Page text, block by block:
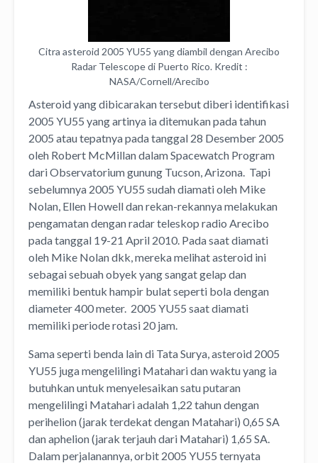
Citra asteroid 2005 YU55 yang diambil dengan Arecibo
Radar Telescope di Puerto Rico. Kredit :
NASA/Cornell/Arecibo
Asteroid yang dibicarakan tersebut diberi identifikasi
2005 YU55 yang artinya ia ditemukan pada tahun
2005 atau tepatnya pada tanggal 28 Desember 2005
oleh Robert McMillan dalam Spacewatch Program
dari Observatorium gunung Tucson, Arizona. Tapi
sebelumnya 2005 YU55 sudah diamati oleh Mike
Nolan, Ellen Howell dan rekan-rekannya melakukan
pengamatan dengan radar teleskop radio Arecibo
pada tanggal 19-21 April 2010. Pada saat diamati
oleh Mike Nolan dkk, mereka melihat asteroid ini
sebagai sebuah obyek yang sangat gelap dan
memiliki bentuk hampir bulat seperti bola dengan
diameter 400 meter. 2005 YU55 saat diamati
memiliki periode rotasi 20 jam.
Sama seperti benda lain di Tata Surya, asteroid 2005
YU55 juga mengelilingi Matahari dan waktu yang ia
butuhkan untuk menyelesaikan satu putaran
mengelilingi Matahari adalah 1,22 tahun dengan
perihelion (jarak terdekat dengan Matahari) 0,65 SA
dan aphelion (jarak terjauh dari Matahari) 1,65 SA.
Dalam perjalanannya, orbit 2005 YU55 ternyata